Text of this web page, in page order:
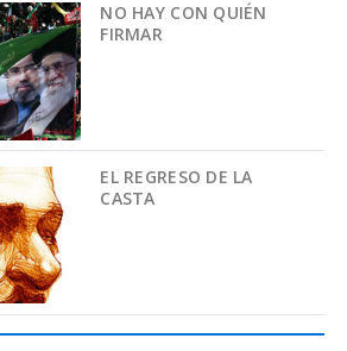
NO HAY CON QUIÉN
FIRMAR
EL REGRESO DE LA
CASTA